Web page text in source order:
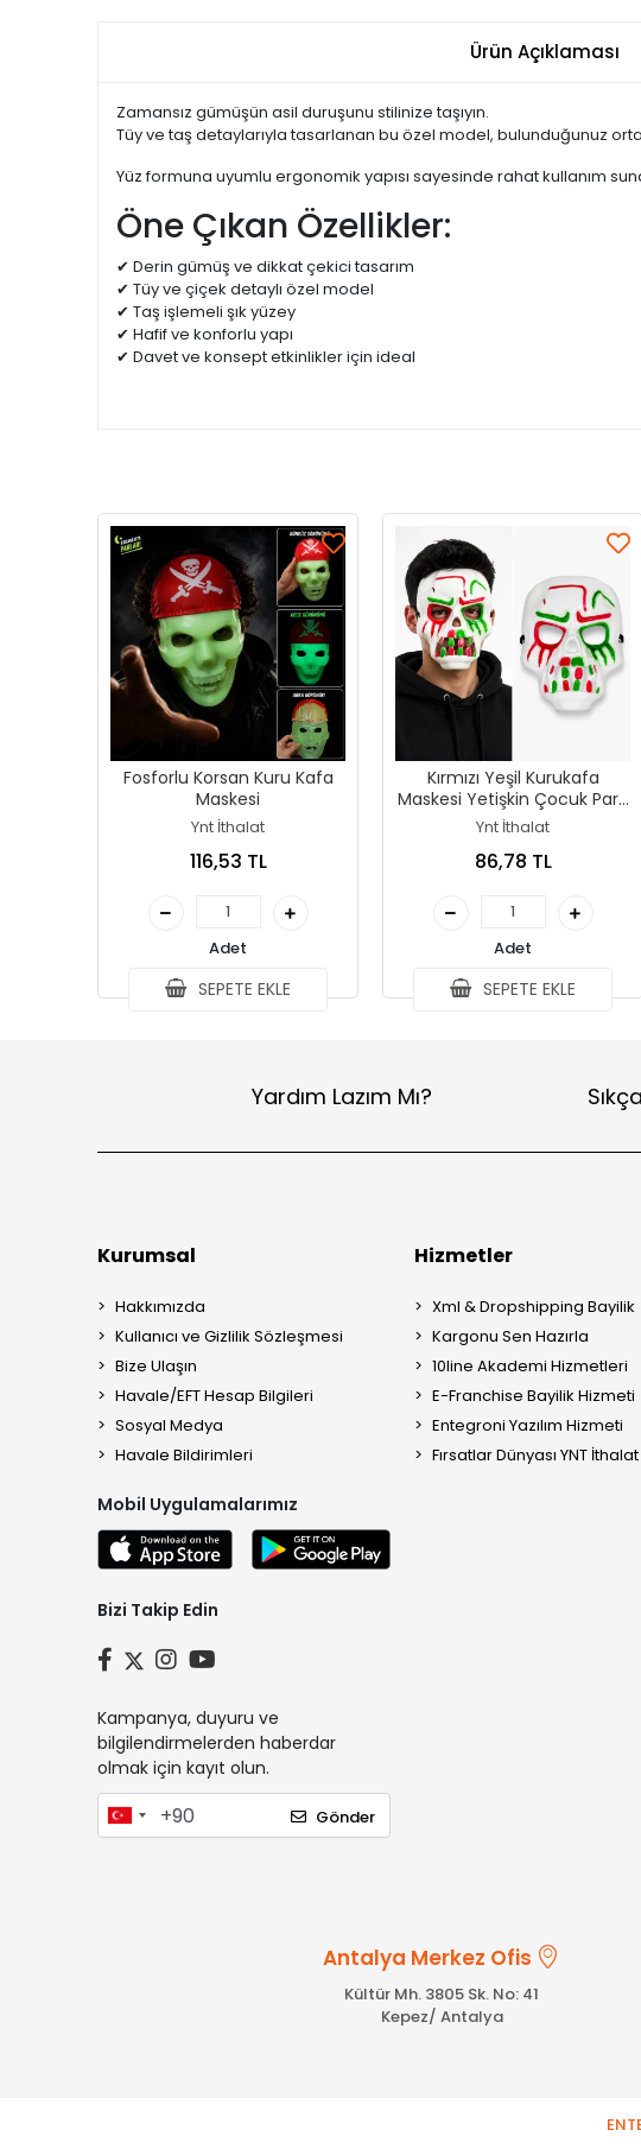
Ürün Açıklaması
Zamansız gümüşün asil duruşunu stilinize taşıyın.
Tüy ve taş detaylarıyla tasarlanan bu özel model, bulunduğunuz
Yüz formuna uyumlu ergonomik yapısı sayesinde rahat kullanım
Öne Çıkan Özellikler:
✔ Derin gümüş ve dikkat çekici tasarım
✔ Tüy ve çiçek detaylı özel model
✔ Taş işlemeli şık yüzey
✔ Hafif ve konforlu yapı
✔ Davet ve konsept etkinlikler için ideal
Fosforlu Korsan Kuru Kafa
Maskesi
Ynt İthalat
116,53 TL
Adet
SEPETE EKLE
Kırmızı Yeşil Kurukafa
Maskesi Yetişkin Çocuk Parti
Maskesi
Ynt İthalat
86,78 TL
Adet
SEPETE EKLE
Yardım Lazım Mı?
Kurumsal
Hakkımızda
Kullanıcı ve Gizlilik Sözleşmesi
Bize Ulaşın
Havale/EFT Hesap Bilgileri
Sosyal Medya
Havale Bildirimleri
Mobil Uygulamalarımız
Bizi Takip Edin
Kampanya, duyuru ve
bilgilendirmelerden haberdar
olmak için kayıt olun.
Gönder
Hizmetler
Xml & Dropshipping Bayilik
Kargonu Sen Hazırla
10line Akademi Hizmetleri
E-Franchise Bayilik Hizmeti
Entegroni Yazılım Hizmeti
Fırsatlar Dünyası YNT İthalat
Antalya Merkez Ofis
Kültür Mh. 3805 Sk. No: 41
Kepez/ Antalya